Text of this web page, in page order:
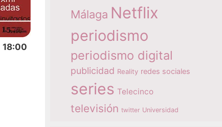
18:00
Málaga Netflix
periodismo
periodismo digital
publicidad Reality redes sociales
series Telecinco
televisión twitter Universidad